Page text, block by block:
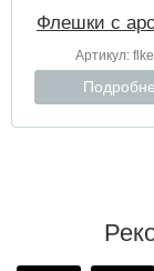
Флешки с
Артикул: